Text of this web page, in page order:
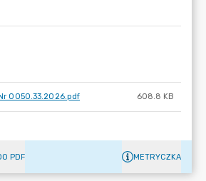
0050.33.2026.pdf 608.8 KB
PDF METRYCZKA